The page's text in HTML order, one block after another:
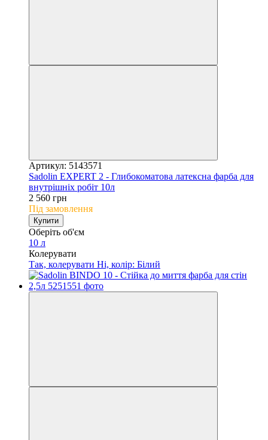
Артикул: 5143571
Sadolin EXPERT 2 - Глибокоматова латексна фарба для
внутрішніх робіт 10л
2 560 грн
Під замовлення
Купити
Оберіть об'єм
10 л
Колерувати
Так, колерувати Ні, колір: Білий